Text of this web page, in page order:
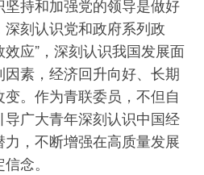
持和加强党的领导是做好
刻认识党和政府系列政
效应”，深刻认识我国发展面
素，经济回升向好、长期
。作为青联委员，不但自
广大青年深刻认识中国经
，不断增强在高质量发展
念。